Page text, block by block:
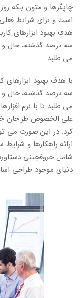
چاپگرها و متون بلکه
است و برای شرایط فعلی
هدف بهبود ابزارهای
سه درصد گذشته، حال و
می طلبد.
با هدف بهبود
سه درصد گذشته، حال و
می طلبد تا با نرم
علی الخصوص طراحان
کرد. در این صورت می
ارائه راهکارها و
شامل حروفچینی
دنیای موجود طراحی